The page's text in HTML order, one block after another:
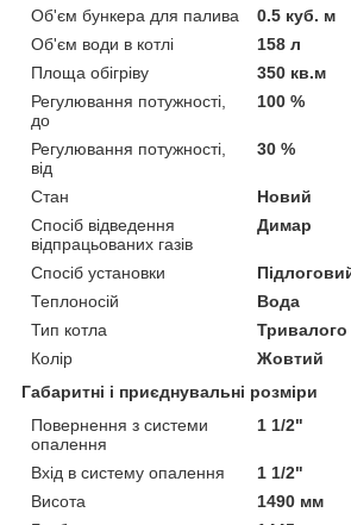
Об'єм бункера для палива
0.5 куб. м
Об'єм води в котлі
158 л
Площа обігріву
350 кв.м
Регулювання потужності,
до
100 %
Регулювання потужності,
від
30 %
Стан
Новий
Спосіб відведення
відпрацьованих газів
Димар
Спосіб установки
Теплоносій
Вода
Тип котла
Тривалого
Колір
Жовтий
Габаритні і приєднувальні розміри
Повернення з системи
опалення
1 1/2"
Вхід в систему опалення
1 1/2"
Висота
1490 мм